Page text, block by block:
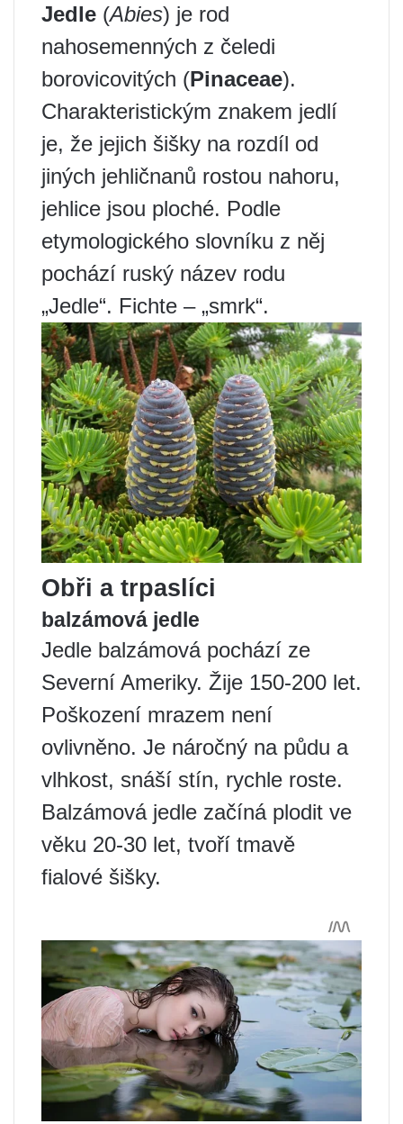
Jedle (Abies) je rod
nahosemenných z čeledi
borovicovitých (Pinaceae).
Charakteristickým znakem jedlí
je, že jejich šišky na rozdíl od
jiných jehličnanů rostou nahoru,
jehlice jsou ploché. Podle
etymologického slovníku z něj
pochází ruský název rodu
„Jedle“. Fichte – „smrk“.
Obři a trpaslíci
balzámová jedle
Jedle balzámová pochází ze
Severní Ameriky. Žije 150-200 let.
Poškození mrazem není
ovlivněno. Je náročný na půdu a
vlhkost, snáší stín, rychle roste.
Balzámová jedle začíná plodit ve
věku 20-30 let, tvoří tmavě
fialové šišky.